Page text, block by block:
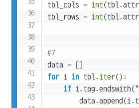
tbl_cols = int(tbl.
tbl_rows = int(tbl.
#7
data = []
for i in tbl. iter() :
if i. tag.endswith(
        data
.append(i.